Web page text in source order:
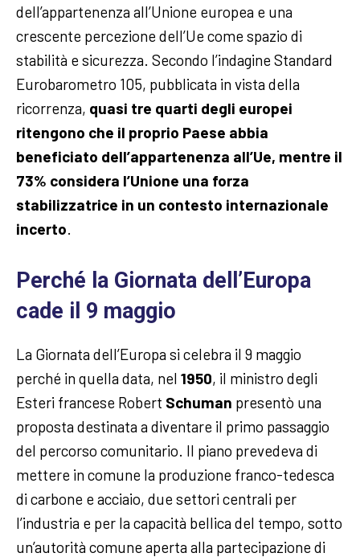
dell’appartenenza all’Unione europea e una
crescente percezione dell’Ue come spazio di
stabilità e sicurezza. Secondo l’indagine Standard
Eurobarometro 105, pubblicata in vista della
ricorrenza, quasi tre quarti degli europei
ritengono che il proprio Paese abbia
beneficiato dell’appartenenza all’Ue, mentre il
73% considera l’Unione una forza
stabilizzatrice in un contesto internazionale
incerto.
Perché la Giornata dell’Europa
cade il 9 maggio
La Giornata dell’Europa si celebra il 9 maggio
perché in quella data, nel 1950, il ministro degli
Esteri francese Robert Schuman presentò una
proposta destinata a diventare il primo passaggio
del percorso comunitario. Il piano prevedeva di
mettere in comune la produzione franco-tedesca
di carbone e acciaio, due settori centrali per
l’industria e per la capacità bellica del tempo, sotto
un’autorità comune aperta alla partecipazione di